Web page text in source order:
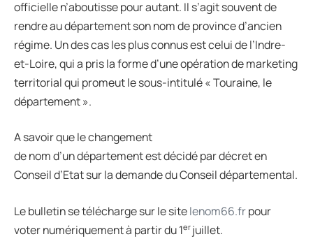
officielle n’aboutisse pour autant. Il s’agit souvent de
rendre au département son nom de province d’ancien
régime. Un des cas les plus connus est celui de l’Indre-
et-Loire, qui a pris la forme d’une opération de marketing
territorial qui promeut le sous-intitulé « Touraine, le
département ».
A savoir que le changement
de nom d’un département est décidé par décret en
Conseil d’Etat sur la demande du Conseil départemental.
Le bulletin se télécharge sur le sitelenom66.frpour
voter numériquement à partir du 1er juillet.